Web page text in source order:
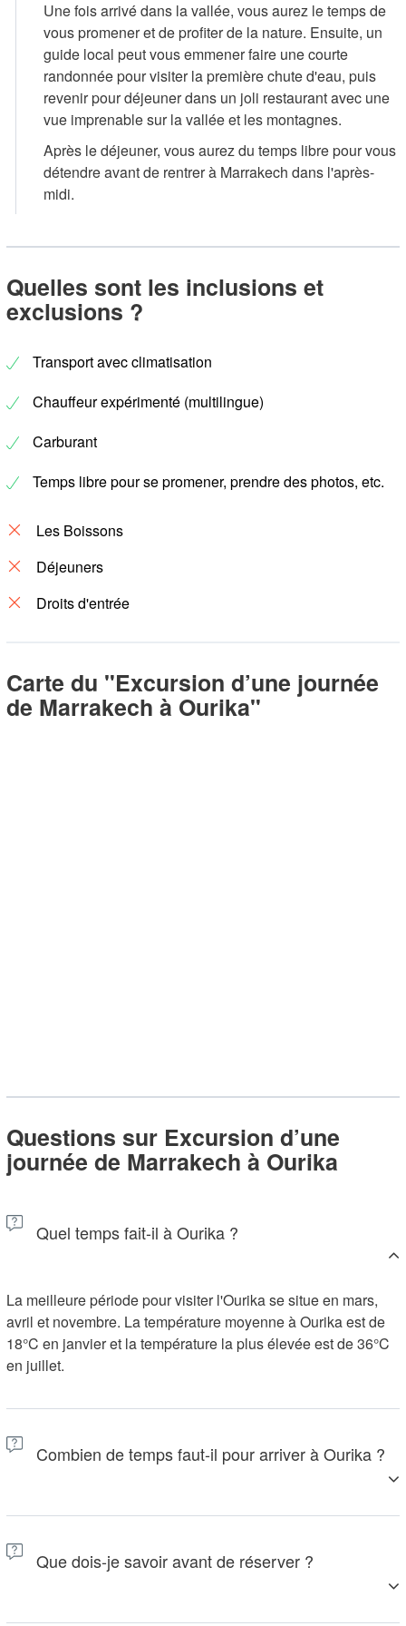
Une fois arrivé dans la vallée, vous aurez le temps de
vous promener et de profiter de la nature. Ensuite, un
guide local peut vous emmener faire une courte
randonnée pour visiter la première chute d'eau, puis
revenir pour déjeuner dans un joli restaurant avec une
vue imprenable sur la vallée et les montagnes.
Après le déjeuner, vous aurez du temps libre pour vous
détendre avant de rentrer à Marrakech dans l'après-
midi.
Quelles sont les inclusions et
exclusions ?
Transport avec climatisation
Chauffeur expérimenté (multilingue)
Carburant
Temps libre pour se promener, prendre des photos, etc.
Les Boissons
Déjeuners
Droits d'entrée
Carte du "Excursion d’une journée
de Marrakech à Ourika"
Questions sur Excursion d’une
journée de Marrakech à Ourika
Quel temps fait-il à Ourika ?
La meilleure période pour visiter l'Ourika se situe en mars,
avril et novembre. La température moyenne à Ourika est de
18°C en janvier et la température la plus élevée est de 36°C
en juillet.
Combien de temps faut-il pour arriver à Ourika ?
L'Ourika est située à environ 38 km au nord de Marrakech.
En fonction des arrêts, le trajet peut durer environ 1 heure
dans chaque sens.
Que dois-je savoir avant de réserver ?